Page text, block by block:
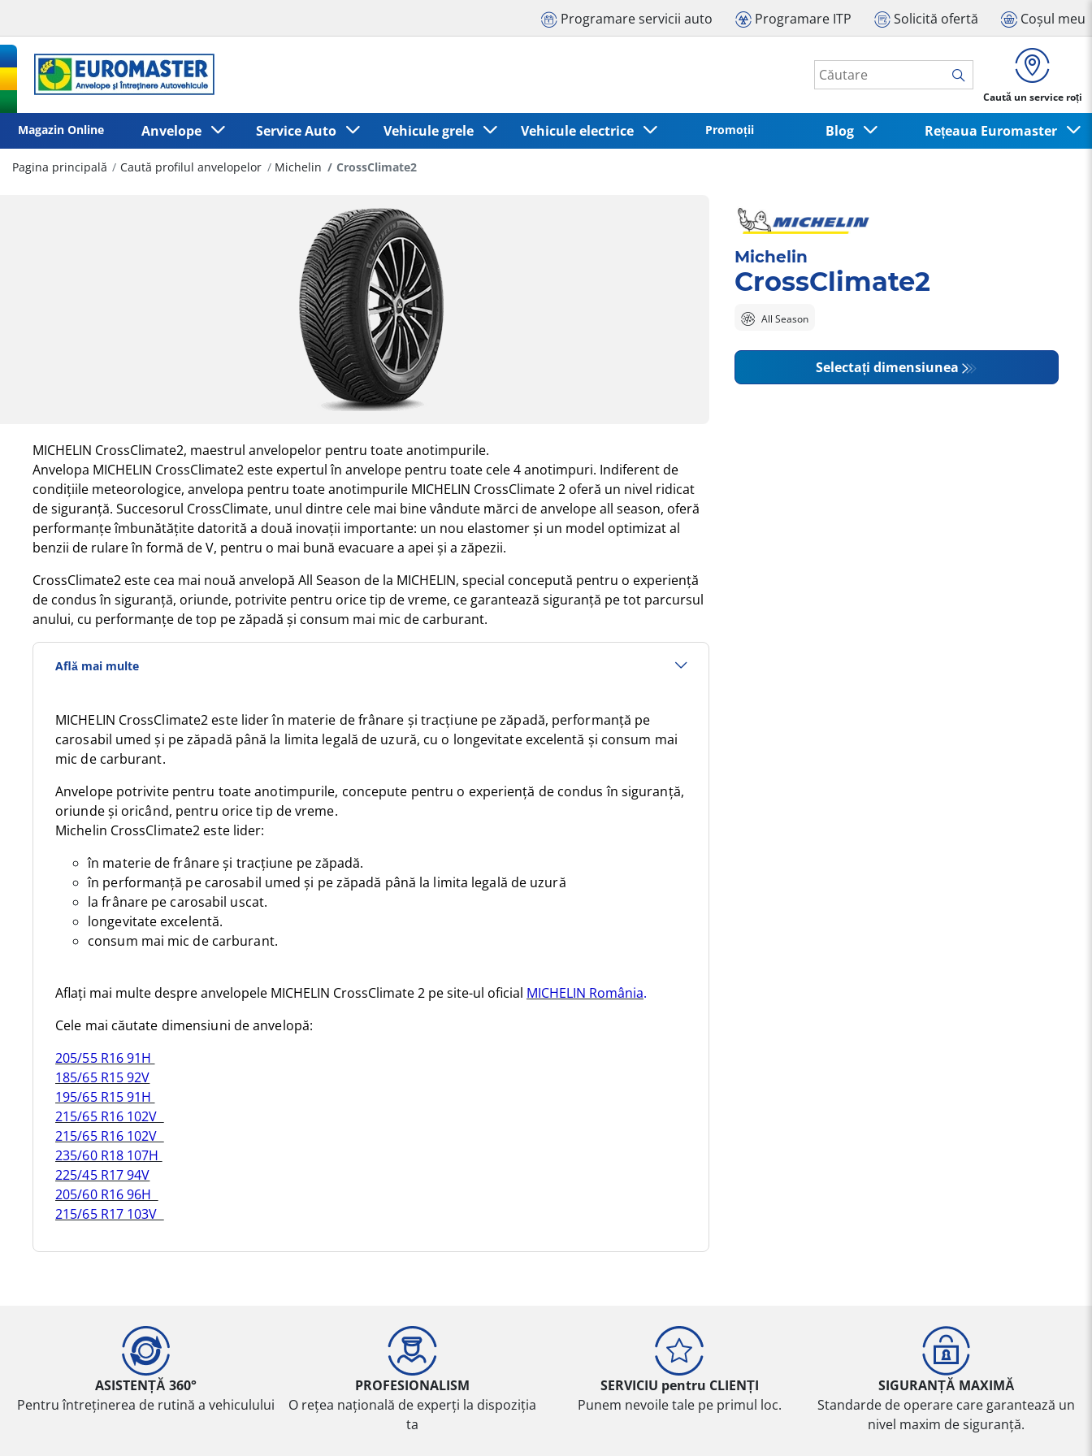
Programare servicii auto Programare ITP Solicită ofertă Coșul meu
Caută un service roți
Magazin Online Anvelope Service Auto Vehicule grele Vehicule electrice Promoții Blog Rețeaua Euromaster
Pagina principală Caută profilul anvelopelor Michelin CrossClimate2
MICHELIN CrossClimate2, maestrul anvelopelor pentru toate anotimpurile.
Anvelopa MICHELIN CrossClimate2 este expertul în anvelope pentru toate cele 4 anotimpuri. Indiferent de
condițiile meteorologice, anvelopa pentru toate anotimpurile MICHELIN CrossClimate 2 oferă un nivel ridicat
de siguranță. Succesorul CrossClimate, unul dintre cele mai bine vândute mărci de anvelope all season, oferă
performanțe îmbunătățite datorită a două inovații importante: un nou elastomer și un model optimizat al
benzii de rulare în formă de V, pentru o mai bună evacuare a apei și a zăpezii.
CrossClimate2 este cea mai nouă anvelopă All Season de la MICHELIN, special concepută pentru o experiență
de condus în siguranță, oriunde, potrivite pentru orice tip de vreme, ce garantează siguranță pe tot parcursul
anului, cu performanțe de top pe zăpadă și consum mai mic de carburant.
Află mai multe
MICHELIN CrossClimate2 este lider în materie de frânare și tracțiune pe zăpadă, performanță pe
carosabil umed și pe zăpadă până la limita legală de uzură, cu o longevitate excelentă și consum mai
mic de carburant.
Anvelope potrivite pentru toate anotimpurile, concepute pentru o experiență de condus în siguranță,
oriunde și oricând, pentru orice tip de vreme.
Michelin CrossClimate2 este lider:
în materie de frânare și tracțiune pe zăpadă.
în performanță pe carosabil umed și pe zăpadă până la limita legală de uzură
la frânare pe carosabil uscat.
longevitate excelentă.
consum mai mic de carburant.
Aflați mai multe despre anvelopele MICHELIN CrossClimate 2 pe site-ul oficial MICHELIN România.
Cele mai căutate dimensiuni de anvelopă:
205/55 R16 91H
185/65 R15 92V
195/65 R15 91H
215/65 R16 102V
215/65 R16 102V
235/60 R18 107H
225/45 R17 94V
205/60 R16 96H
215/65 R17 103V
Michelin
CrossClimate2
All Season
Selectați dimensiunea
ASISTENȚĂ 360°
Pentru întreținerea de rutină a vehiculului
PROFESIONALISM
O rețea națională de experți la dispoziția
ta
SERVICIU pentru CLIENȚI
Punem nevoile tale pe primul loc.
SIGURANȚĂ MAXIMĂ
Standarde de operare care garantează un
nivel maxim de siguranță.